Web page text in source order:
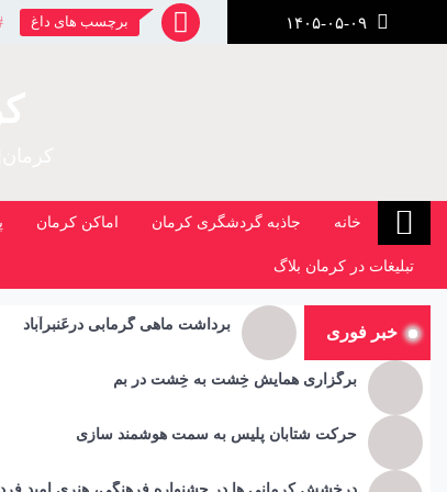
برچسب های داغ
خانه جاذبه گردشگری کرمان اماکن کرمان
تبلیغات در کرمان بلاگ
خبر فوری برداشت ماهی گرمابی درعَنبرآباد
برگزاری همایش خِشت به خِشت در بم
حرکت شتابان پلیس به سمت هوشمند سازی